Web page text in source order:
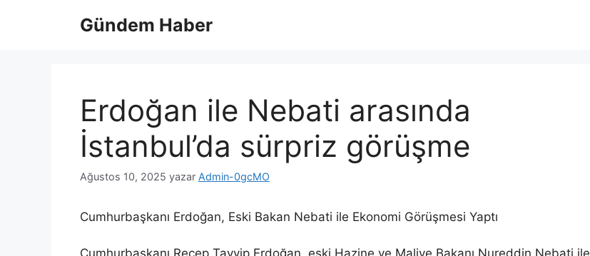
Gündem Haber
Erdoğan ile Nebati arasında
İstanbul’da sürpriz görüşme
Ağustos 10, 2025 yazar Admin-0gcMO
Cumhurbaşkanı Erdoğan, Eski Bakan Nebati ile Ekonomi Görüşmesi Yaptı
Cumhurbaşkanı Recep Tayyip Erdoğan, eski Hazine ve Maliye Bakanı Nureddin Nebati ile